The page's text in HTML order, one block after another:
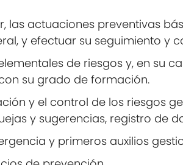
las actuaciones preventivas
y efectuar su seguimiento y
de riesgos y, en su
su grado de formación.
y el control de los riesgos
y sugerencias, registro de
y primeros auxilios